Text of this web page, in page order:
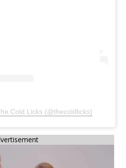
Cold Licks (@thecoldlicks)